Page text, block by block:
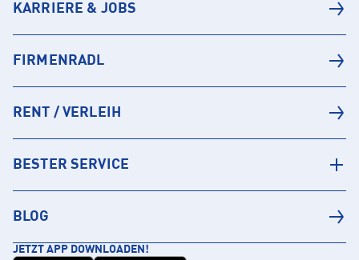
KARRIERE & JOBS
FIRMENRADL
RENT / VERLEIH
BESTER SERVICE
BLOG
JETZT APP DOWNLOADEN!